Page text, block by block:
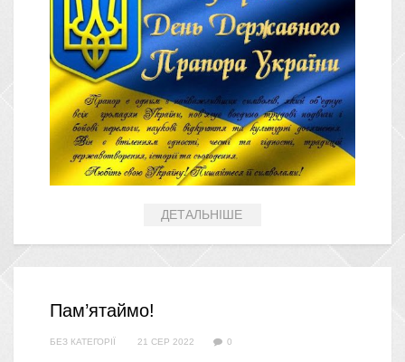
ДЕТАЛЬНІШЕ
Пам’ятаймо!
БЕЗ КАТЕГОРІЇ 21 СЕР 2022 0